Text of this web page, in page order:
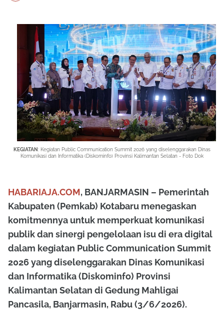
KEGIATAN: Kegiatan Public Communication Summit 2026 yang diselenggarakan Dinas
Komunikasi dan Informatika (Diskominfo) Provinsi Kalimantan Selatan - Foto Dok
HABARIAJA.COM, BANJARMASIN – Pemerintah
Kabupaten (Pemkab) Kotabaru menegaskan
komitmennya untuk memperkuat komunikasi
publik dan sinergi pengelolaan isu di era digital
dalam kegiatan Public Communication Summit
2026 yang diselenggarakan Dinas Komunikasi
dan Informatika (Diskominfo) Provinsi
Kalimantan Selatan di Gedung Mahligai
Pancasila, Banjarmasin, Rabu (3/6/2026).